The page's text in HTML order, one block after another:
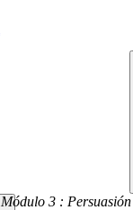
Módulo 3 :